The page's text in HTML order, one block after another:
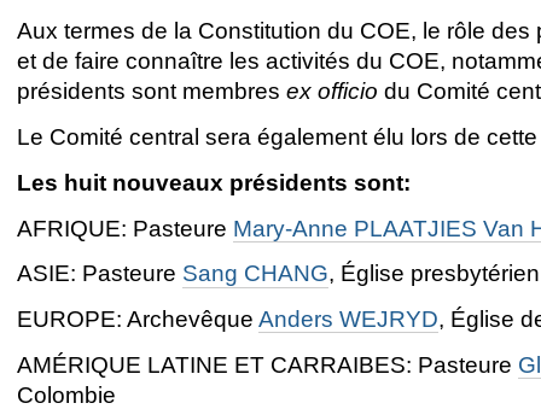
Aux termes de la Constitution du COE, le rôle
et de faire connaître les activités du COE,
présidents sont membresex officio du Comité
Le Comité central sera également élu lors de
Les huit nouveaux présidents sont:
AFRIQUE: Pasteure Mary-Anne PLAATJIES Van
ASIE: Pasteure Sang CHANG, Église
EUROPE: ArchevêqueAnders WEJRYD, Église
AMÉRIQUE LATINE ET CARRAIBES: Pasteure
Colombie